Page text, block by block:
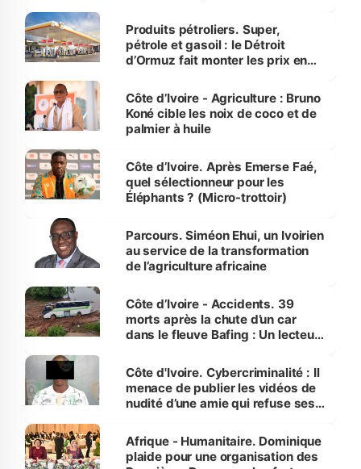
menacées
Produits pétroliers. Super,
pétrole et gasoil : le Détroit
d’Ormuz fait monter les prix en
Côte d’Ivoire - Agriculture : Bruno
Koné cible les noix de coco et de
palmier à huile
Côte d’Ivoire. Après Emerse Faé,
quel sélectionneur pour les
Éléphants ? (Micro-trottoir)
Parcours. Siméon Ehui, un Ivoirien
au service de la transformation
de l’agriculture africaine
Côte d’Ivoire - Accidents. 39
morts après la chute d’un car
dans le fleuve Bafing : Un lecteur
des Transports
Côte d'Ivoire. Cybercriminalité : Il
menace de publier les vidéos de
nudité d’une amie qui refuse ses
Afrique - Humanitaire. Dominique
plaide pour une organisation des